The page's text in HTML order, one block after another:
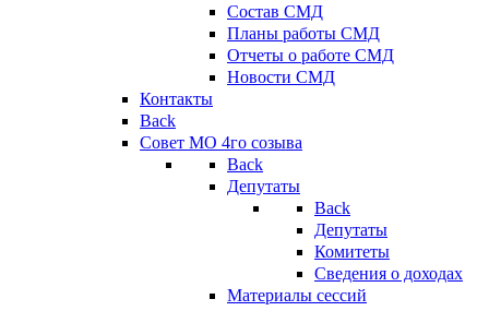
Состав СМД
Планы работы СМД
Отчеты о работе СМД
Новости СМД
Контакты
Back
Совет МО 4го созыва
Back
Депутаты
Back
Депутаты
Комитеты
Сведения о доходах
Материалы сессий